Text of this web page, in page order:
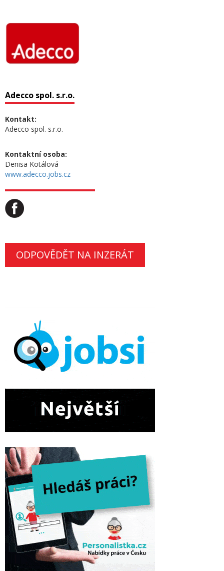
Adecco spol. s.r.o.
Kontakt:
Adecco spol. s.r.o.
Kontaktní osoba:
Denisa Kotálová
www.adecco.jobs.cz
ODPOVĚDĚT NA INZERÁT